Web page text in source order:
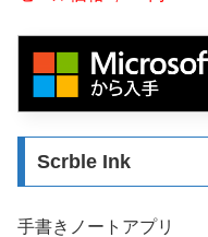
Scrble Ink
手書きノートアプリ